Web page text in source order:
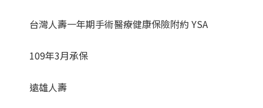
台灣人壽一年期手術醫療健康保險附約 YSA
109年3月承保
遠雄人壽